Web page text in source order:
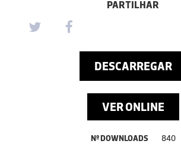
PARTILHAR
DESCARREGAR
VER ONLINE
Nº DOWNLOADS 840